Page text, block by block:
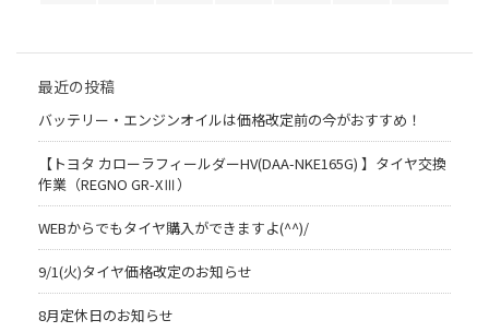
最近の投稿
バッテリー・エンジンオイルは価格改定前の今がおすすめ！
【トヨタ カローラフィールダーHV(DAA-NKE165G) 】タイヤ交換
作業（REGNO GR-XⅢ）
WEBからでもタイヤ購入ができますよ(^^)/
9/1(火)タイヤ価格改定のお知らせ
8月定休日のお知らせ